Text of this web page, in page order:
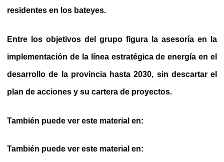
residentes en los bateyes.
Entre los objetivos del grupo figura la asesoría en la
implementación de la línea estratégica de energía en el
desarrollo de la provincia hasta 2030, sin descartar el
plan de acciones y su cartera de proyectos.
También puede ver este material en:
También puede ver este material en: